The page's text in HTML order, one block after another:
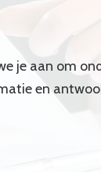
je aan om
en